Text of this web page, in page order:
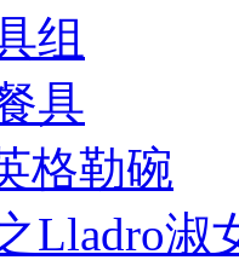
组
具
格勒碗
Lladro淑